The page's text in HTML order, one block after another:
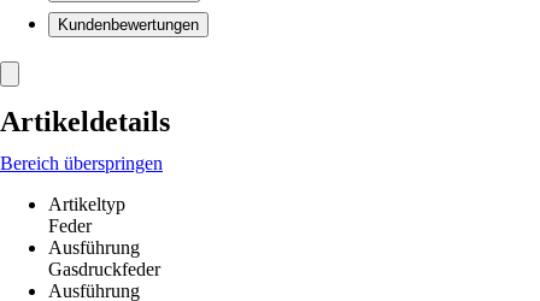
Kundenbewertungen
Artikeldetails
Bereich überspringen
Artikeltyp
Feder
Ausführung
Gasdruckfeder
Ausführung